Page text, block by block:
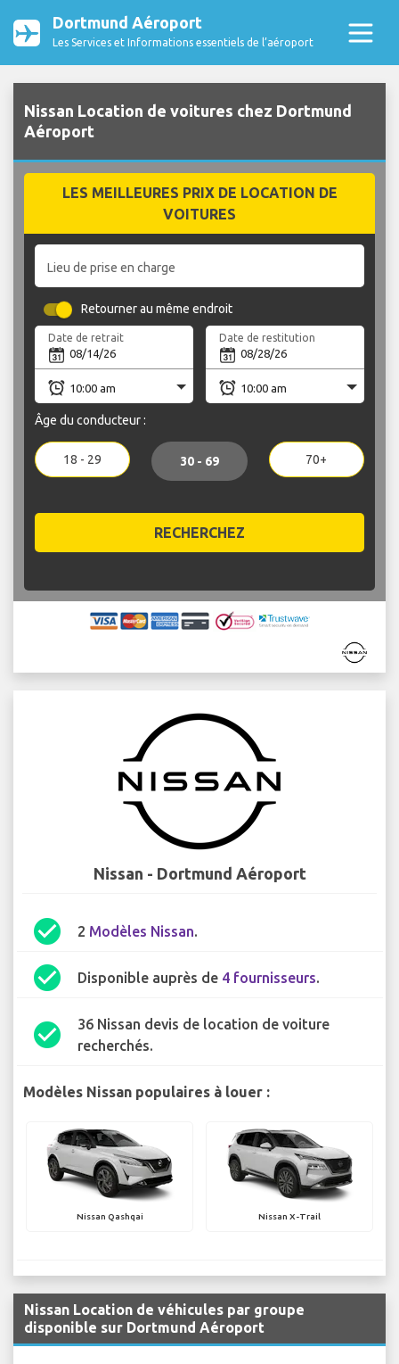
Dortmund Aéroport
Les Services et Informations essentiels de l’aéroport
Nissan Location de voitures chez Dortmund
Aéroport
LES MEILLEURES PRIX DE LOCATION DE
VOITURES
Lieu de prise en charge
Retourner au même endroit
Date de retrait Date de restitution
Âge du conducteur :
18 - 29 30 - 69 70+
RECHERCHEZ
Nissan - Dortmund Aéroport
check_circle 2 Modèles Nissan.
check_circle Disponible auprès de 4 fournisseurs.
check_circle
36 Nissan devis de location de voiture
recherchés.
Modèles Nissan populaires à louer :
Nissan Qashqai Nissan X-Trail
Nissan Location de véhicules par groupe
disponible sur Dortmund Aéroport